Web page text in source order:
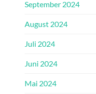
September 2024
August 2024
Juli 2024
Juni 2024
Mai 2024